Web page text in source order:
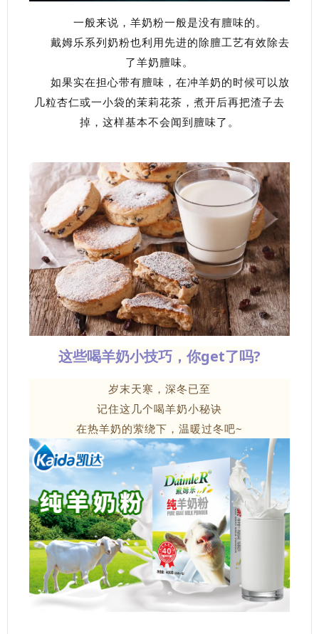
一般来说，羊奶粉一般是没有膻味的。
戴姆乐系列奶粉也利用先进的除膻工艺有效除去
了羊奶膻味。
如果实在担心带有膻味，在冲羊奶的时候可以放
几粒杏仁或一小袋的茉莉花茶，煮开后再把渣子去
掉，这样基本不会闻到膻味了。
这些喝羊奶小技巧，你get了吗?
岁末天寒，深冬已至
记住这几个喝羊奶小秘诀
在热羊奶的萦绕下，温暖过冬吧~